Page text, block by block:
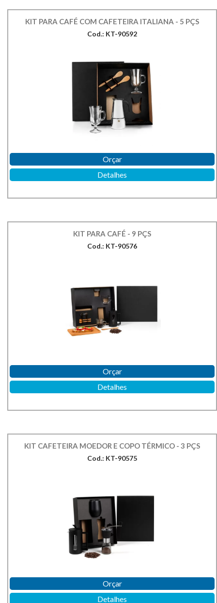
KIT PARA CAFÉ COM CAFETEIRA ITALIANA - 5 PÇS
Cod.: KT-90592
Orçar
Detalhes
KIT PARA CAFÉ - 9 PÇS
Cod.: KT-90576
Orçar
Detalhes
KIT CAFETEIRA MOEDOR E COPO TÉRMICO - 3 PÇS
Cod.: KT-90575
Orçar
Detalhes